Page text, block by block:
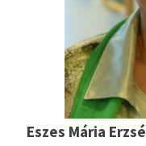
Eszes Mária